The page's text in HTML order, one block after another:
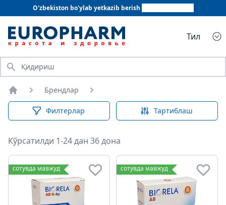
O'zbekiston bo'ylab yetkazib berish
Тил
Қидириш
Бош саҳифа
Брендлар
Филтерлар Тартиблаш
Кўрсатилди 1-24 дан 36 дона
сотувда мавжуд сотувда мавжуд